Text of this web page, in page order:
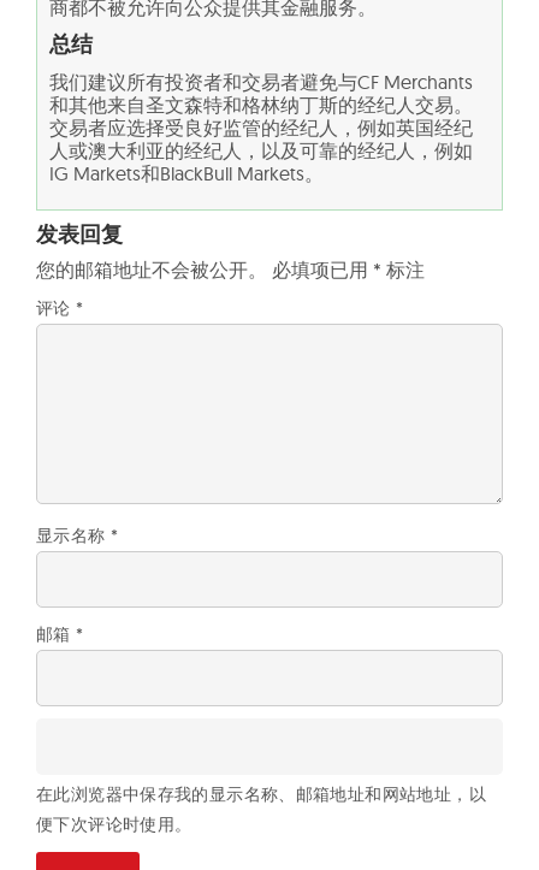
商都不被允许向公众提供其金融服务。
总结
我们建议所有投资者和交易者避免与CF Merchants
和其他来自圣文森特和格林纳丁斯的经纪人交易。
交易者应选择受良好监管的经纪人，例如英国经纪
人或澳大利亚的经纪人，以及可靠的经纪人，例如
IG Markets和BlackBull Markets。
发表回复
您的邮箱地址不会被公开。 必填项已用 * 标注
评论 *
显示名称 *
邮箱 *
在此浏览器中保存我的显示名称、邮箱地址和网站地址，以
便下次评论时使用。